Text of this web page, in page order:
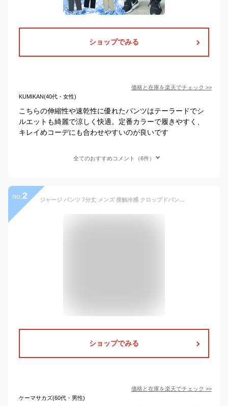
ショップでみる
価格と在庫を楽天でチェック >>
KUMIKAN(40代・女性)
こちらの伸縮性や速乾性に優れたパンツはテーラードでシ
ルエットも綺麗で涼しく快適。定番カラーで履きやすく、
キレイめコーデにも合わせやすいのが良いです
全てのおすすめコメント（6件）
no. 2 ジャージ パンツ 7分丈 メンズ 接触冷感 クロップドパンツ ジャージ 下 スポーツウェア ハーフパンツ メンズ ひざ下 トレーニング フィットネス outdoor products アウトドア プロダクツ 春 夏 ドライ UVカット レディース カプリパンツ 男女兼用 S M L LL アクティブパンツ
ショップでみる
価格と在庫を楽天でチェック >>
ケーマサカズ(60代・男性)